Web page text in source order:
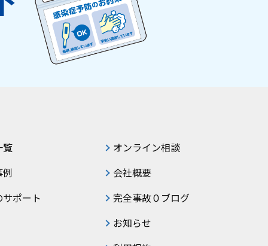
覧
例
ポート
オンライン相談
会社概要
完全事故０ブログ
お知らせ